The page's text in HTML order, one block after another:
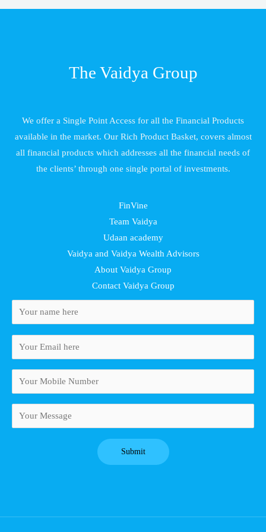
The Vaidya Group
We offer a Single Point Access for all the Financial Products
available in the market. Our Rich Product Basket, covers almost
all financial products which addresses all the financial needs of
the clients’ through one single portal of investments.
FinVine
Team Vaidya
Udaan academy
Vaidya and Vaidya Wealth Advisors
About Vaidya Group
Contact Vaidya Group